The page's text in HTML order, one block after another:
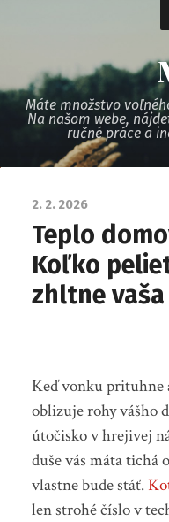
Máte množstvo
Na našom webe,
ručné práce a
2. 2. 2026
Teplo
Koľko
zhltne vaša
Keď vonku prituhne
oblizuje rohy vášho
útočisko v hrejivej
duše vás máta tichá
vlastne bude stáť.
len strohé číslo v